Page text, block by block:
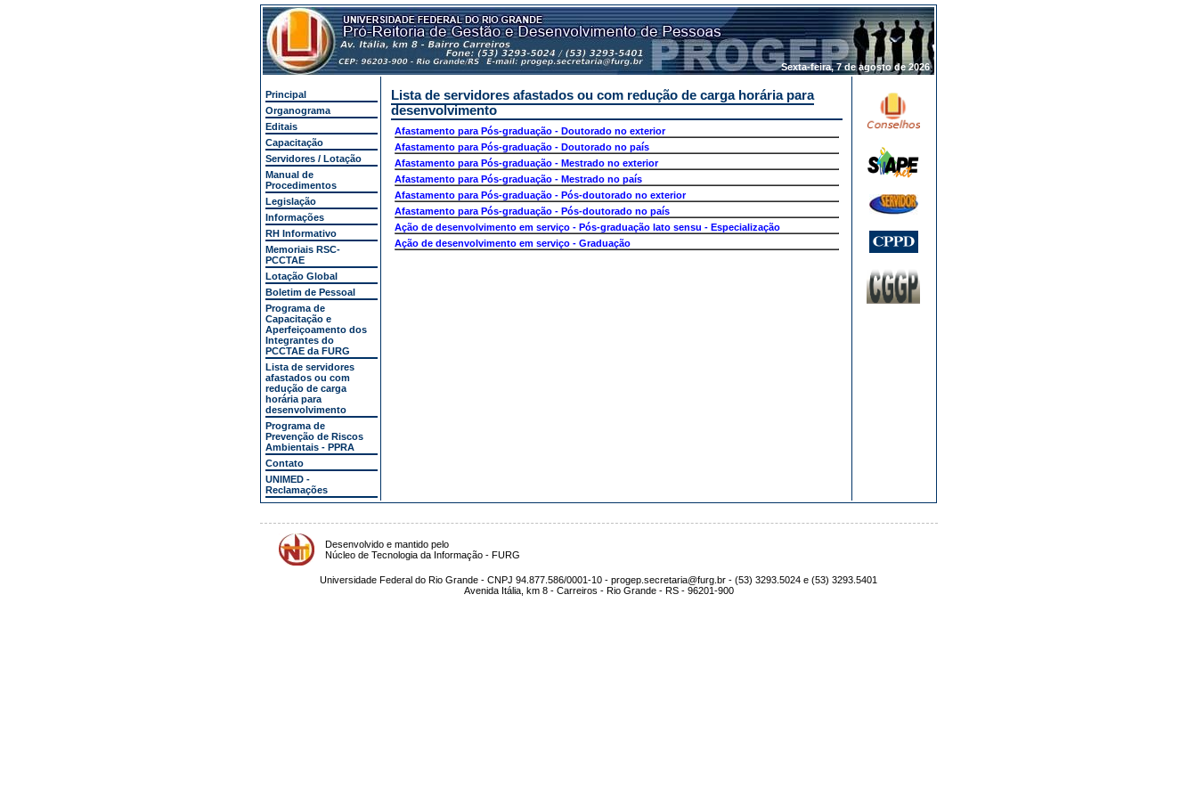
Sexta-feira, 7 de agosto de 2026.
Principal
Organograma
Editais
Capacitação
Servidores / Lotação
Manual de
Procedimentos
Legislação
Informações
RH Informativo
Memoriais RSC-
PCCTAE
Lotação Global
Boletim de Pessoal
Programa de
Capacitação e
Aperfeiçoamento dos
Integrantes do
PCCTAE da FURG
Lista de servidores
afastados ou com
redução de carga
horária para
desenvolvimento
Programa de
Prevenção de Riscos
Ambientais - PPRA
Contato
UNIMED -
Reclamações
Lista de servidores afastados ou com redução de carga horária para
desenvolvimento
Afastamento para Pós-graduação - Doutorado no exterior
Afastamento para Pós-graduação - Doutorado no país
Afastamento para Pós-graduação - Mestrado no exterior
Afastamento para Pós-graduação - Mestrado no país
Afastamento para Pós-graduação - Pós-doutorado no exterior
Afastamento para Pós-graduação - Pós-doutorado no país
Ação de desenvolvimento em serviço - Pós-graduação lato sensu - Especialização
Ação de desenvolvimento em serviço - Graduação
Desenvolvido e mantido pelo
Núcleo de Tecnologia da Informação - FURG
Universidade Federal do Rio Grande - CNPJ 94.877.586/0001-10 - progep.secretaria@furg.br - (53) 3293.5024 e (53) 3293.5401
Avenida Itália, km 8 - Carreiros - Rio Grande - RS - 96201-900